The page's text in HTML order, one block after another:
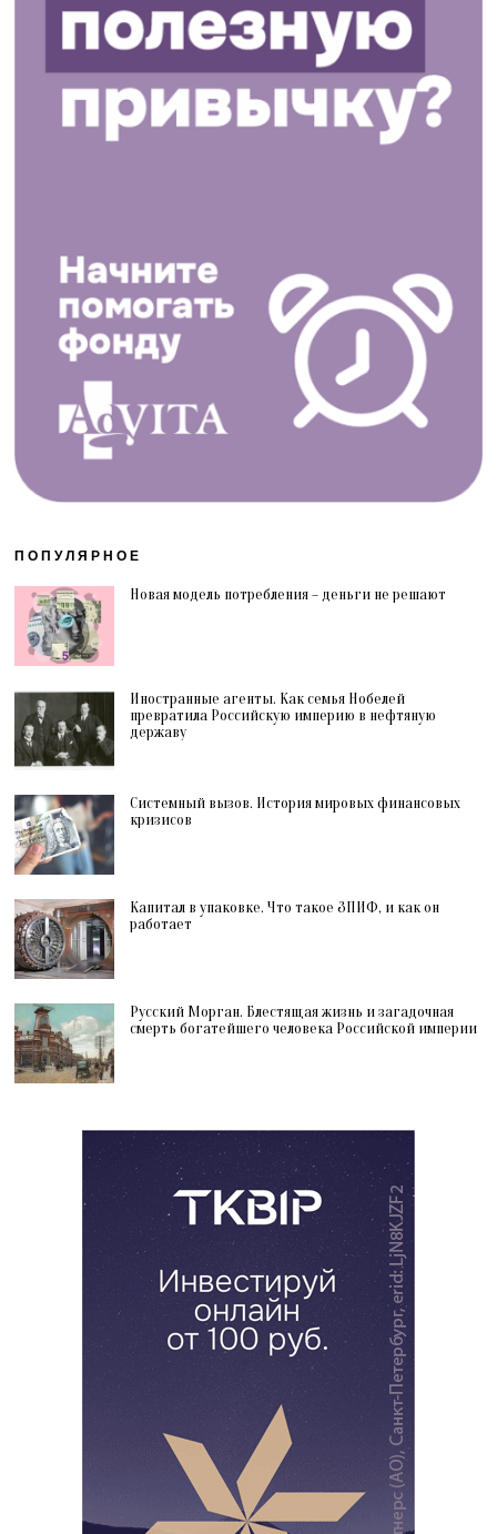
ПОПУЛЯРНОЕ
Новая модель потребления – деньги не решают
Иностранные агенты. Как семья Нобелей
превратила Российскую империю в нефтяную
державу
Системный вызов. История мировых финансовых
кризисов
Капитал в упаковке. Что такое ЗПИФ, и как он
работает
Русский Морган. Блестящая жизнь и загадочная
смерть богатейшего человека Российской империи